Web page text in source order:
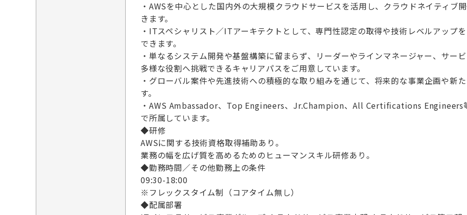
・AWSを中心とした国内外の大規模クラウドサービスを活用し、クラウドネイティブ
きます。
・ITスペシャリスト／ITアーキテクトとして、専門性認定の取得や技術レベルアップ
できます。
・単なるシステム開発や基盤構築に留まらず、リーダーやラインマネージャー、サー
多様な役割へ挑戦できるキャリアパスをご用意しています。
・グローバル案件や先進技術への積極的な取り組みを通じて、将来的な事業企画や新
す。
・AWS Ambassador、Top Engineers、Jr.Champion、All Certifications Engineers
で所属しています。
◆研修
AWSに関する技術資格取得補助あり。
業務の幅を広げ質を高めるためのヒューマンスキル研修あり。
◆勤務時間／その他勤務上の条件
09:30-18:00
※フレックスタイム制（コアタイム無し）
◆配属部署